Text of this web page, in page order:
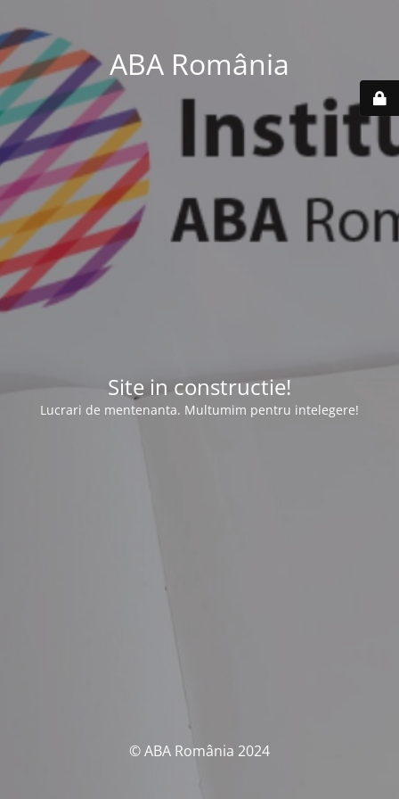
ABA România
Site in constructie!
Lucrari de mentenanta. Multumim pentru intelegere!
© ABA România 2024